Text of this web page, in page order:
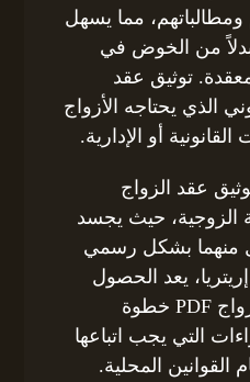
مما يسهل
بدلاً من الخوض في
توثيق عقد
الذي يحتاجه الأزواج
أو الإدارية.
عقد الزواج
الزوجية، حيث يجسد
منهما بشكل رسمي
يعد الحصول
على نموذج وثيقة عقد زواج PDF خطوة
التي يجب اتباعها
المحلية.